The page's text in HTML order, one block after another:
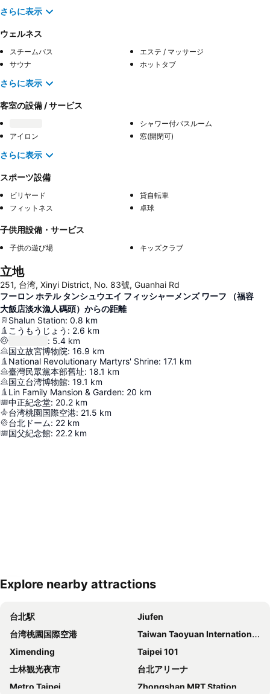
さらに表示
ウェルネス
スチームバス
エステ / マッサージ
サウナ
ホットタブ
さらに表示
客室の設備 / サービス
シャワー付バスルーム
アイロン
窓(開閉可)
さらに表示
スポーツ設備
ビリヤード
貸自転車
フィットネス
卓球
子供用設備・サービス
子供の遊び場 キッズクラブ
立地
251, 台湾, Xinyi District, No. 83號, Guanhai Rd
フーロン ホテル タンシュウエイ フィッシャーメンズ ワーフ （福容
大飯店淡水漁人碼頭）からの距離
Shalun Station: 0.8 km
こうもうじょう : 2.6 km
: 5.4 km
国立故宮博物院: 16.9 km
National Revolutionary Martyrs' Shrine: 17.1 km
臺灣民眾黨本部舊址: 18.1 km
国立台湾博物館: 19.1 km
Lin Family Mansion & Garden: 20 km
中正紀念堂: 20.2 km
台湾桃園国際空港: 21.5 km
台北ドーム: 22 km
国父紀念館: 22.2 km
地図を拡大
Explore nearby attractions
台北駅
Jiufen
台湾桃園国際空港
Taiwan Taoyuan International Airport
Ximending
Taipei 101
士林観光夜市
台北アリーナ
Metro Taipei
Zhongshan MRT Station